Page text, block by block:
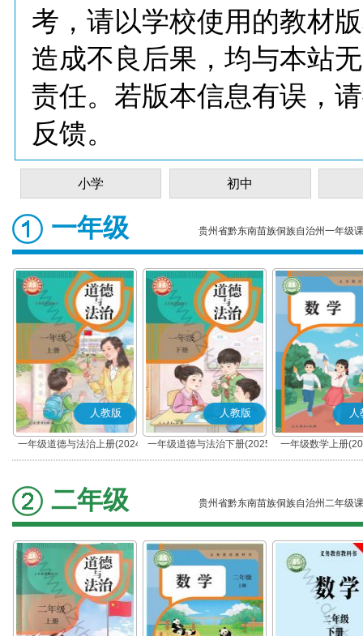
考，请以学校使用的教材
造成不良后果，均与本站
责任。若版本信息有误，
反馈。
小学 初中
一年级 贵州省黔东南苗族侗族自治州一年级
人教版
一年级道德与法治上册(2024
秋版)(部编版)
人教版
一年级道德与法治下册(2025
春版)(部编版)
人
一年级数学上册
二年级 贵州省黔东南苗族侗族自治州二年级